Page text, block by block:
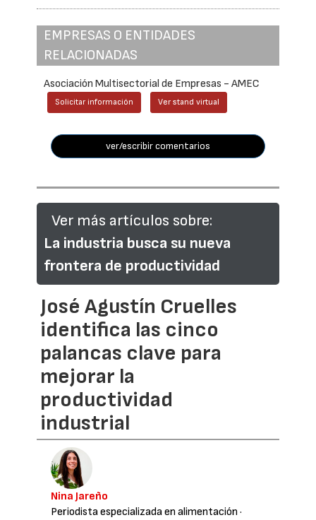
EMPRESAS O ENTIDADES
RELACIONADAS
Asociación Multisectorial de Empresas - AMEC
Solicitar información Ver stand virtual
ver/escribir comentarios
Ver más artículos sobre:
La industria busca su nueva
frontera de productividad
José Agustín Cruelles
identifica las cinco
palancas clave para
mejorar la
productividad
industrial
Nina Jareño
Periodista especializada en alimentación ·